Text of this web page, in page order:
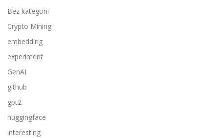
Bez kategorii
Crypto Mining
embedding
experiment
GenAI
github
gpt2
huggingface
interesting